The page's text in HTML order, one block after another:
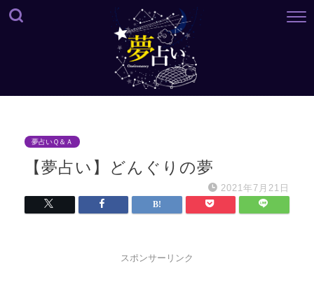
夢占いＱ＆Ａ
【夢占い】どんぐりの夢
2021年7月21日
スポンサーリンク